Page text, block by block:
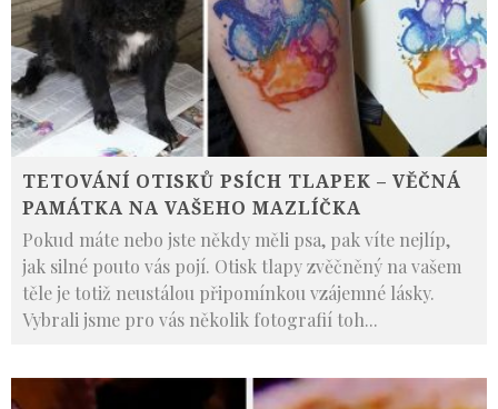
TETOVÁNÍ OTISKŮ PSÍCH TLAPEK – VĚČNÁ
PAMÁTKA NA VAŠEHO MAZLÍČKA
Pokud máte nebo jste někdy měli psa, pak víte nejlíp,
jak silné pouto vás pojí. Otisk tlapy zvěčněný na vašem
těle je totiž neustálou připomínkou vzájemné lásky.
Vybrali jsme pro vás několik fotografií toh...